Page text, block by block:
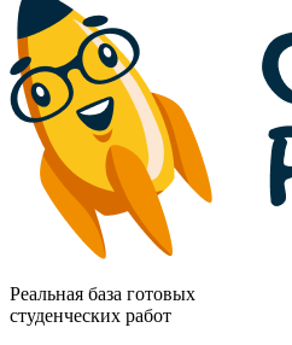
Реальная база готовых
студенческих работ